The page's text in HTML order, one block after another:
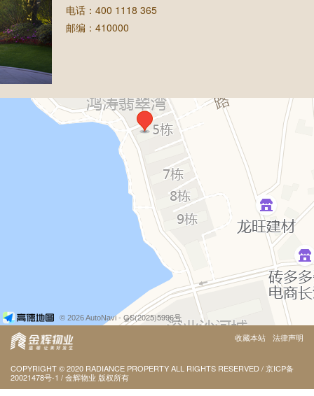
金辉365在线
© 2026 AutoNavi - GS(2025)5996号
电话：400 1118 365
邮编：410000
法律声明
收藏本站
COPYRIGHT©2020 RADIANCE PROPERTY ALL RIGHTS RESERVED/京ICP备
20021478号-1 /金辉物业 版权所有